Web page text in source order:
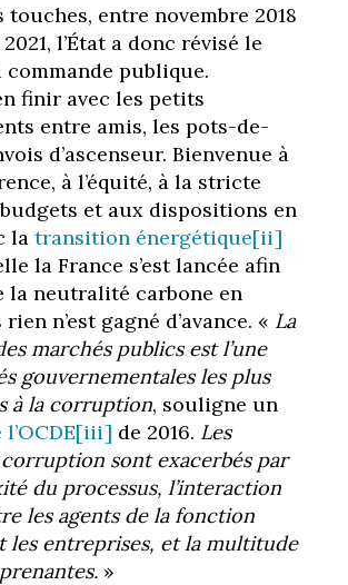
touches, entre novembre 2018
l’État a donc révisé le
commande publique.
finir avec les petits
entre amis, les pots-de-
d’ascenseur. Bienvenue à
à l’équité, à la stricte
et aux dispositions en
la transition énergétique[ii]
la France s’est lancée afin
la neutralité carbone en
n’est gagné d’avance. « La
marchés publics est l’une
gouvernementales les plus
à la corruption, souligne un
[iii] de 2016. Les
sont exacerbés par
du processus, l’interaction
les agents de la fonction
les entreprises, et la multitude
»